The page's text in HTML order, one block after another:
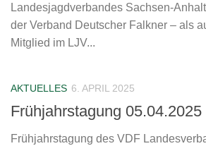
Landesjagdverbandes Sachsen-
der Verband Deutscher Falkner – als
Mitglied im LJV...
AKTUELLES 6. APRIL 2025
Frühjahrstagung 05.04.2025
Frühjahrstagung des VDF